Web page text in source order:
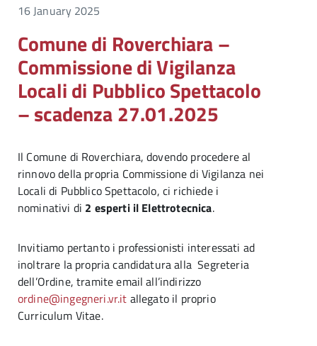
16 January 2025
Comune di Roverchiara –
Commissione di Vigilanza
Locali di Pubblico Spettacolo
– scadenza 27.01.2025
Il Comune di Roverchiara, dovendo procedere al
rinnovo della propria Commissione di Vigilanza nei
Locali di Pubblico Spettacolo, ci richiede i
nominativi di 2 esperti il Elettrotecnica.
Invitiamo pertanto i professionisti interessati ad
inoltrare la propria candidatura alla Segreteria
dell’Ordine, tramite email all’indirizzo
ordine@ingegneri.vr.it allegato il proprio
Curriculum Vitae.